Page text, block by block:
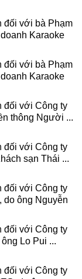
đối với bà Phạm
Karaoke
đối với bà Phạm
Karaoke
đối với Công ty
thông Người ...
đối với Công ty
sạn Thái ...
đối với Công ty
do ông Nguyễn
đối với Công ty
Lo Pui ...
đối với Công ty